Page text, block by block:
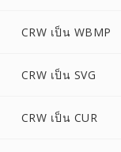
CRW เป็น WBMP
CRW เป็น SVG
CRW เป็น CUR